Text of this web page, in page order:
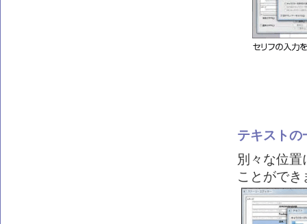
テキストの
別々な位
ことができ